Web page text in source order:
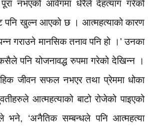
नभएको आवेगमा धेरैले देहत्याग गरेको
पनि खुल्न आएको छ । आत्महत्याको कारण
गराउने मानसिक तनाव पनि हो ।’ उनका
पनि योजनावद्ध रुपमा गरेको देखिन्न ।
जीवन सफल नभएर तथा प्रेममा धोका
आत्महत्याको बाटो रोजेको पाइएको
भने, ‘अनैतिक सम्बन्धले पनि आत्महत्या